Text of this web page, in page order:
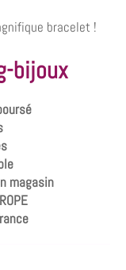
bracelet !
bijoux
magasin